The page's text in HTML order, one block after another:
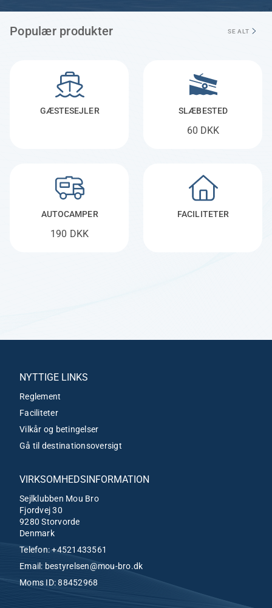
Populær produkter SE ALT
GÆSTESEJLER SLÆBESTED
60 DKK
AUTOCAMPER
190 DKK
FACILITETER
NYTTIGE LINKS
Reglement
Faciliteter
Vilkår og betingelser
Gå til destinationsoversigt
VIRKSOMHEDSINFORMATION
Sejlklubben Mou Bro
Fjordvej 30
9280 Storvorde
Denmark
Telefon:+4521433561
Email: bestyrelsen@mou-bro.dk
Moms ID: 88452968